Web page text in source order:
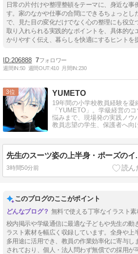
日常の片付けや整理整頓をテーマに、身近な事
す。家のなかや仕事の合間にできるちょっとし
で、見た目の変化だけでなく心の整理にも役立
取り入れられる実践的なポイントを、具体的な
かりやすく伝え、暮らしを快適にするヒントを
206888 7
週間IN:50 週間OUT:410 月間IN:230
3 YUMETO
19年間の小学校教員経験を凝
「YUMETO」。学級経営の
悩みまで、現場発の実践ノウ
教員志望の学生、保護者へ向
先生のスーツ姿の上
3時間50分前
このブログのここがポイント
無料で使える丁寧なイラスト素
校内掲示や学級通信に最適な子どもや先生の動
ラスト素材を幅広く収録しています。全身や上
多用途に活用でき、教員の作業効率化に寄与し
されており、個人・法人問わず無償での採用が